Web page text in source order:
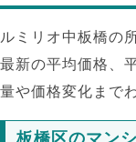
ルミリオ中板橋の
最新の平均価格、
量や価格変化まで
板橋区のマン